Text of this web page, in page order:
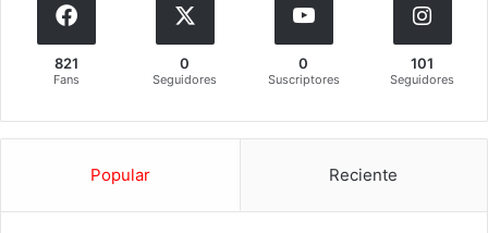
821
Fans
0
Seguidores
0
Suscriptores
101
Seguidores
Popular Reciente